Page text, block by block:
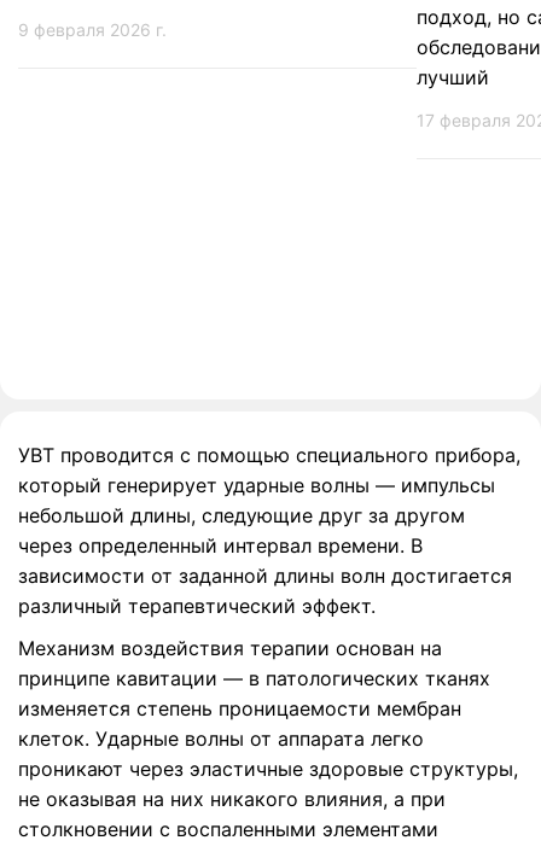
9 февраля 2026 г.
подход, но
лучший
17 февраля
УВТ проводится с помощью специального прибора,
который генерирует ударные волны — импульсы
небольшой длины, следующие друг за другом
через определенный интервал времени. В
зависимости от заданной длины волн достигается
различный терапевтический эффект.
Механизм воздействия терапии основан на
принципе кавитации — в патологических тканях
изменяется степень проницаемости мембран
клеток. Ударные волны от аппарата легко
проникают через эластичные здоровые структуры,
не оказывая на них никакого влияния, а при
столкновении с воспаленными элементами